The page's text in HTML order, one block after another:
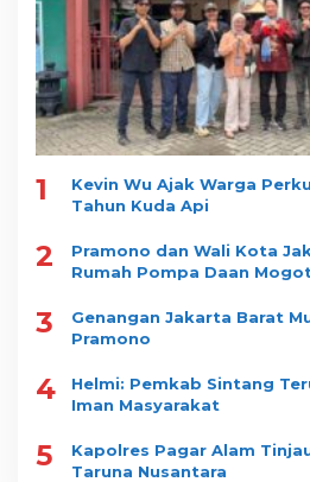
1
Kevin Wu Ajak Warga
Tahun Kuda Api
2
Pramono dan Wali Kota
Rumah Pompa Daan Mogot
3
Genangan Jakarta Barat
Pramono
4
Helmi: Pemkab Sintang
Iman Masyarakat
5
Kapolres Pagar Alam
Taruna Nusantara